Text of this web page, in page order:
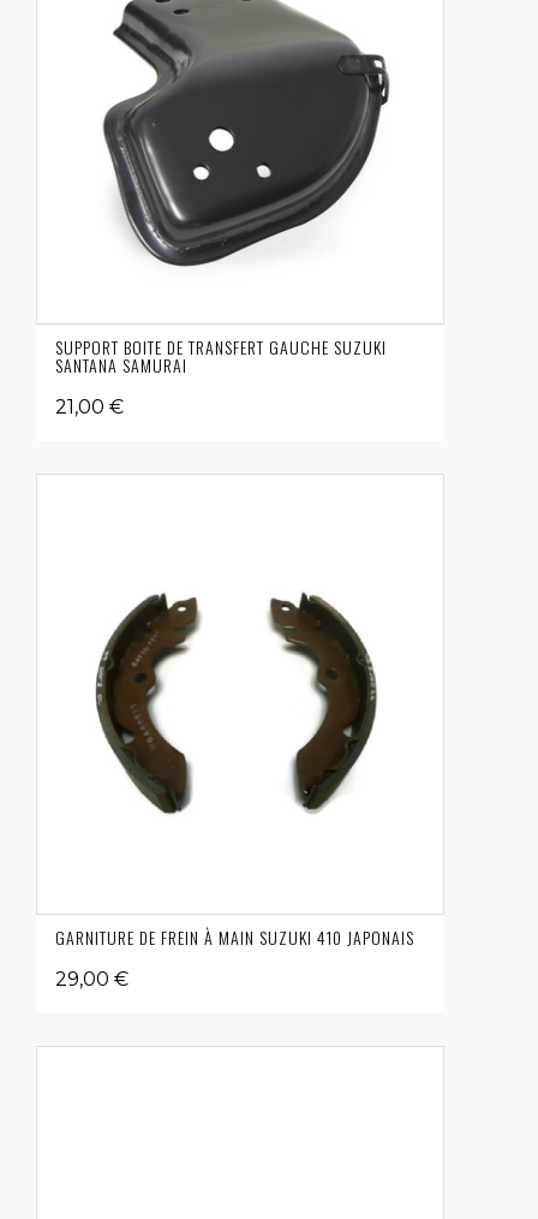
SUPPORT BOITE DE TRANSFERT GAUCHE SUZUKI
SANTANA SAMURAI
21,00 €
GARNITURE DE FREIN À MAIN SUZUKI 410 JAPONAIS
29,00 €